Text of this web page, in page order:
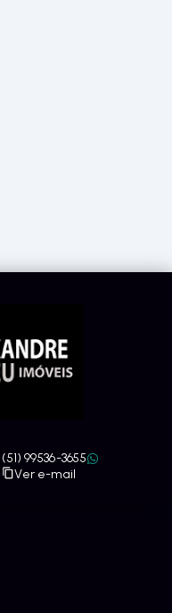
(51) 99536-3655
Ver e-mail